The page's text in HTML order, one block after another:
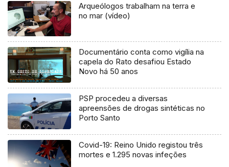
Arqueólogos trabalham na terra e
no mar (vídeo)
Documentário conta como vigília na
capela do Rato desafiou Estado
Novo há 50 anos
PSP procedeu a diversas
apreensões de drogas sintéticas no
Porto Santo
Covid-19: Reino Unido registou três
mortes e 1.295 novas infeções